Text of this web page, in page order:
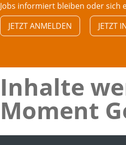
Jobs informiert bleiben oder sich
JETZT ANMELDEN
JETZT
Inhalte
Moment